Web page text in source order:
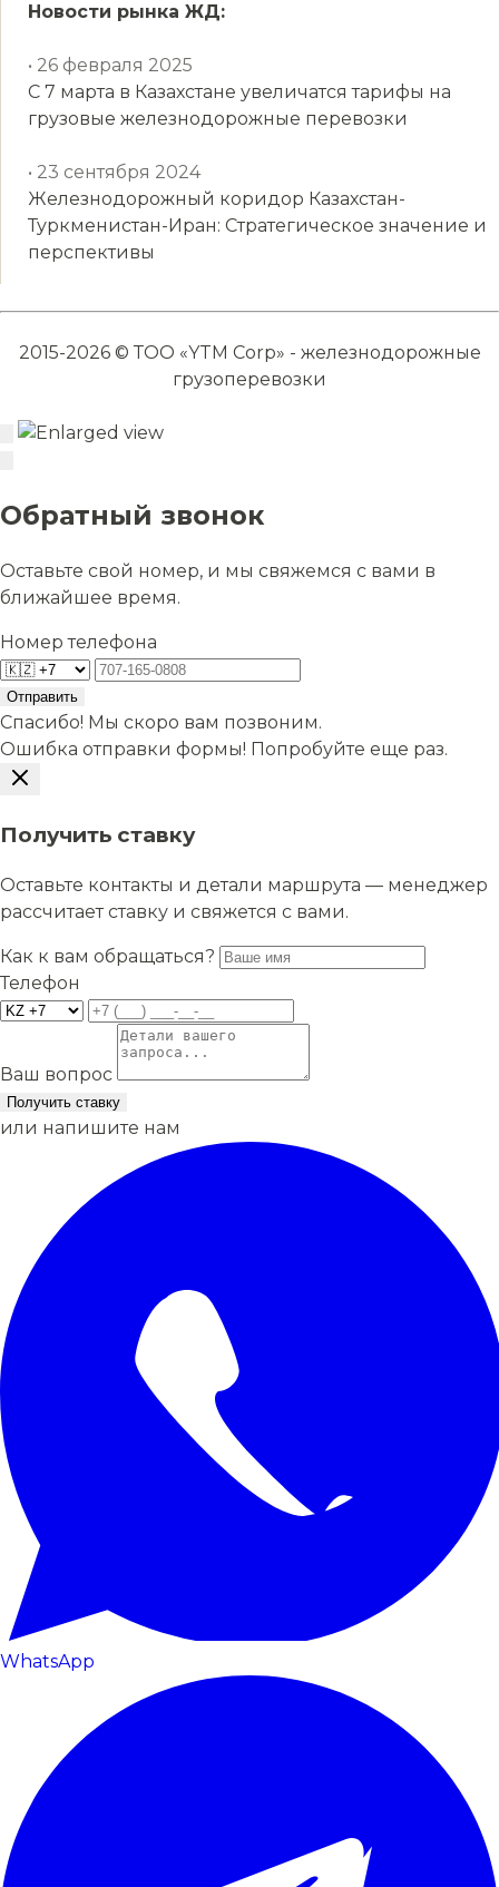
Новости рынка ЖД:
• 26 февраля 2025
С 7 марта в Казахстане увеличатся тарифы на
грузовые железнодорожные перевозки
• 23 сентября 2024
Железнодорожный коридор Казахстан-
Туркменистан-Иран: Стратегическое значение и
перспективы
2015-2026 © ТОО «YTM Corp» - железнодорожные
грузоперевозки
Обратный звонок
Оставьте свой номер, и мы свяжемся с вами в
ближайшее время.
Номер телефона
Отправить
Спасибо! Мы скоро вам позвоним.
Ошибка отправки формы! Попробуйте еще раз.
Получить ставку
Оставьте контакты и детали маршрута — менеджер
рассчитает ставку и свяжется с вами.
Как к вам обращаться?
Телефон
Ваш вопрос
Получить ставку
или напишите нам
WhatsApp